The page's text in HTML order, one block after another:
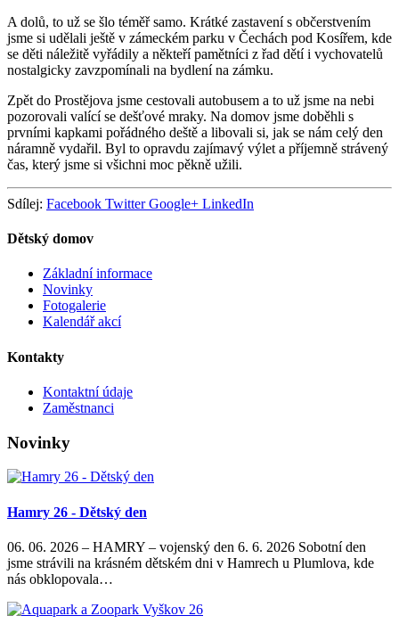
A dolů, to už se šlo téměř samo. Krátké zastavení s občerstvením
jsme si udělali ještě v zámeckém parku v Čechách pod Kosířem, kde
se děti náležitě vyřádily a někteří pamětníci z řad dětí i vychovatelů
nostalgicky zavzpomínali na bydlení na zámku.
Zpět do Prostějova jsme cestovali autobusem a to už jsme na nebi
pozorovali valící se dešťové mraky. Na domov jsme doběhli s
prvními kapkami pořádného deště a libovali si, jak se nám celý den
náramně vydařil. Byl to opravdu zajímavý výlet a příjemně strávený
čas, který jsme si všichni moc pěkně užili.
Sdílej: Facebook TwitterGoogle+ LinkedIn
Dětský domov
Základní informace
Novinky
Fotogalerie
Kalendář akcí
Kontakty
Kontaktní údaje
Zaměstnanci
Novinky
Hamry 26 - Dětský den
06. 06. 2026 – HAMRY – vojenský den 6. 6. 2026 Sobotní den
jsme strávili na krásném dětském dni v Hamrech u Plumlova, kde
nás obklopovala…